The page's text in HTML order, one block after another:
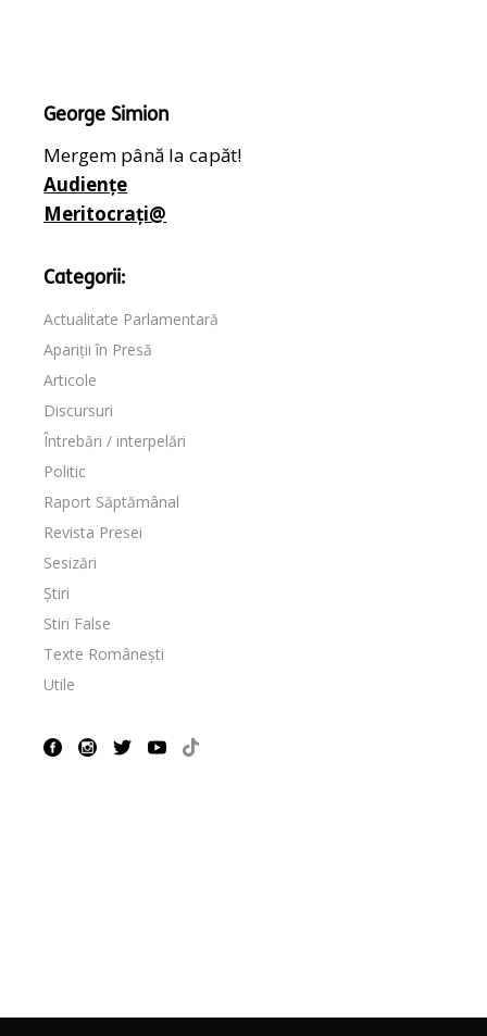
George Simion
Mergem până la capăt!
Audiențe
Meritocrați@
Categorii:
Actualitate Parlamentară
Apariții în Presă
Articole
Discursuri
Întrebări / interpelări
Politic
Raport Săptămânal
Revista Presei
Sesizări
Știri
Stiri False
Texte Românești
Utile